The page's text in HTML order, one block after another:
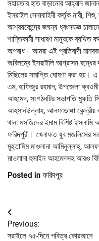
সহায়তার হাত বাড়ানোর আহ্বান
ইসরাইল সেনাবাহিনী কর্তৃক নারী,
আশ্রয়কেন্দ্রে জঘন্য ধ্বংসযজ্ঞ
শান্তিকামী সাধারণ মানুষকে ব্যথিত
অপরাধ। আমরা এই প্রতিবাদী
অবিলম্বে ইসরাইলি আগ্রাসন বন্ধের
মিছিলের সমাপ্তি ঘোষণা করা হয়।
এম, হাফিজুর রহমান, উপজেলা ক্বওমী
আহমেদ, সংগঠনটির সভাপতি মুফতি
আহসানউল্লাহ, আলফাডাঙ্গা
থানা মসজিদের ইমাম বিশিষ্ট
ফরিদপুরী। খেলাফত যুব মজলিসের
মুহতামিম মাওলানা আমিনুল্লাহ্,
মাওলানা হুসাইন আহমেদসহ আরও
Posted in ফরিদপুর
Post
navigation
Previous:
সরাইলে ৭৫-দিনে পবিত্র কোরআনে